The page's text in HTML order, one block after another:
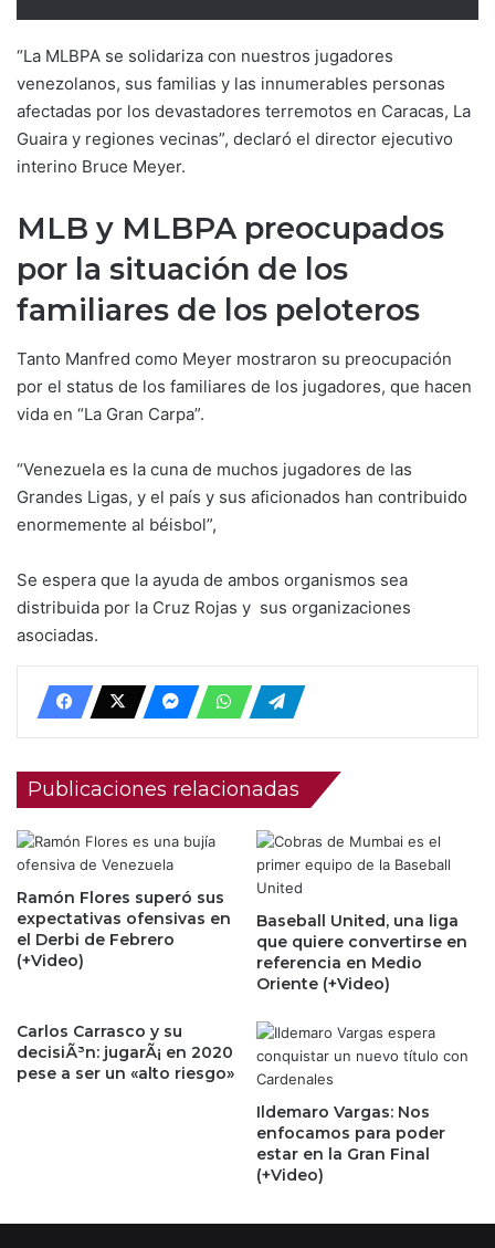
“La MLBPA se solidariza con nuestros jugadores
venezolanos, sus familias y las innumerables personas
afectadas por los devastadores terremotos en Caracas, La
Guaira y regiones vecinas”, declaró el director ejecutivo
interino Bruce Meyer.
MLB y MLBPA preocupados
por la situación de los
familiares de los peloteros
Tanto Manfred como Meyer mostraron su preocupación
por el status de los familiares de los jugadores, que hacen
vida en “La Gran Carpa”.
“Venezuela es la cuna de muchos jugadores de las
Grandes Ligas, y el país y sus aficionados han contribuido
enormemente al béisbol”,
Se espera que la ayuda de ambos organismos sea
distribuida por la Cruz Rojas y sus organizaciones
asociadas.
Publicaciones relacionadas
Ramón Flores superó sus
expectativas ofensivas en
el Derbi de Febrero
(+Video)
Baseball United, una liga
que quiere convertirse en
referencia en Medio
Oriente (+Video)
Carlos Carrasco y su
decisiÃ³n: jugarÃ¡ en 2020
pese a ser un «alto riesgo»
Ildemaro Vargas: Nos
enfocamos para poder
estar en la Gran Final
(+Video)